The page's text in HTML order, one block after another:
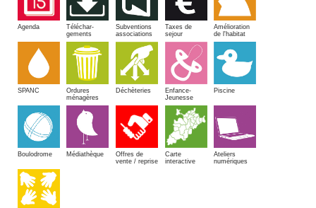
Agenda
Téléchar-
gements
Subventions
associations
Taxes de
sejour
Amélioration
de l'habitat
SPANC
Ordures
ménagères
Déchèteries
Enfance-
Jeunesse
Piscine
Boulodrome Médiathèque
Offres de
vente / reprise
Carte
interactive
Ateliers
numériques